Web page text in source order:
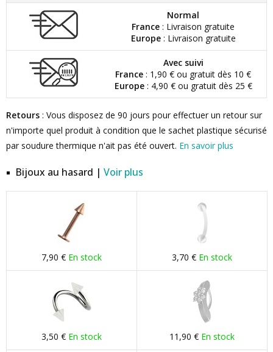
Normal
France : Livraison gratuite
Europe: Livraison gratuite
Avec suivi
France : 1,90 € ou gratuit dès 10 €
Europe: 4,90 € ou gratuit dès 25 €
Retours : Vous disposez de 90 jours pour effectuer un retour sur
n'importe quel produit à condition que le sachet plastique sécurisé
par soudure thermique n'ait pas été ouvert. En savoir plus
Bijoux au hasard | Voir plus
7,90 € En stock 3,70 € En stock
3,50 € En stock 11,90 € En stock